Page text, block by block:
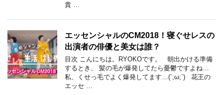
貴 …
エッセンシャルのCM2018！寝ぐせレスの
出演者の俳優と美女は誰？
目次 こんにちは。RYOKOです。 朝出かける準備
するとき、 髪の毛が爆発してたら憂鬱ですよね…
私、くせっ毛でよく爆発してます…(´;ω;`) 花王の
エッセ …